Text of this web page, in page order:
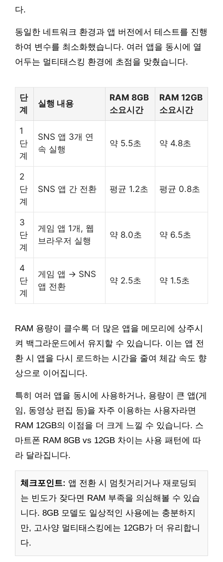
다.
동일한 네트워크 환경과 앱 버전에서 테스트를 진행
하여 변수를 최소화했습니다. 여러 앱을 동시에 열
어두는 멀티태스킹 환경에 초점을 맞췄습니다.
단
계
실행 내용
RAM 8GB
소요시간
RAM 12GB
소요시간
1
단
계
SNS 앱 3개 연
속 실행
약 5.5초 약 4.8초
2
단
계
SNS 앱 간 전환 평균 1.2초 평균 0.8초
3
단
계
게임 앱 1개, 웹
브라우저 실행
약 8.0초 약 6.5초
4
단
계
게임 앱 → SNS
앱 전환
약 2.5초 약 1.5초
RAM 용량이 클수록 더 많은 앱을 메모리에 상주시
켜 백그라운드에서 유지할 수 있습니다. 이는 앱 전
환 시 앱을 다시 로드하는 시간을 줄여 체감 속도 향
상으로 이어집니다.
특히 여러 앱을 동시에 사용하거나, 용량이 큰 앱(게
임, 동영상 편집 등)을 자주 이용하는 사용자라면
RAM 12GB의 이점을 더 크게 느낄 수 있습니다. 스
마트폰 RAM 8GB vs 12GB 차이는 사용 패턴에 따
라 달라집니다.
체크포인트: 앱 전환 시 멈칫거리거나 재로딩되
는 빈도가 잦다면 RAM 부족을 의심해볼 수 있습
니다. 8GB 모델도 일상적인 사용에는 충분하지
만, 고사양 멀티태스킹에는 12GB가 더 유리합니
다.